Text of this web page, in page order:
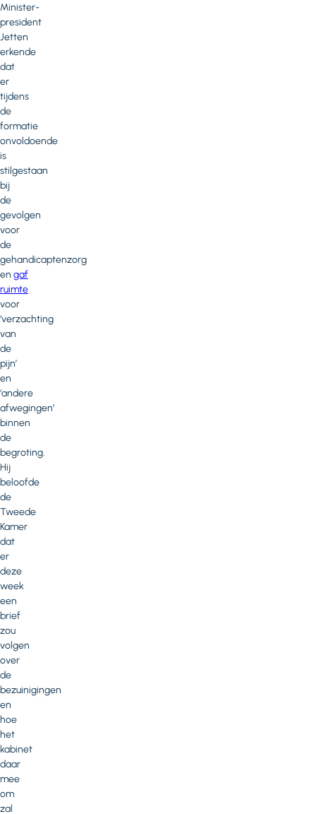
Minister-
president
Jetten
erkende
dat
er
tijdens
de
formatie
onvoldoende
is
stilgestaan
bij
de
gevolgen
voor
de
gehandicaptenzorg
en gaf
ruimte
voor
‘verzachting
van
de
pijn’
en
‘andere
afwegingen’
binnen
de
begroting.
Hij
beloofde
de
Tweede
Kamer
dat
er
deze
week
een
brief
zou
volgen
over
de
bezuinigingen
en
hoe
het
kabinet
daar
mee
om
zal
20260305 Brief
VGN nav brief
minister Sterk over
financiën Wlz